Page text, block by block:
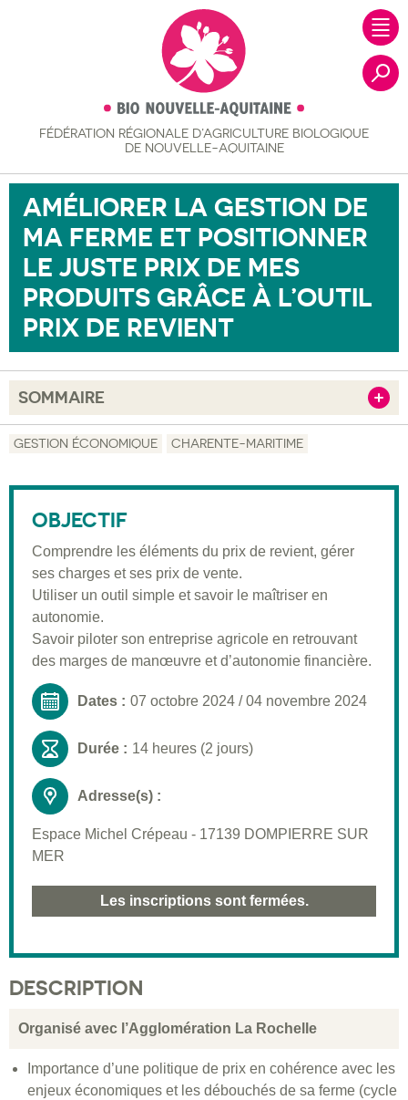
FÉDÉRATION RÉGIONALE D’AGRICULTURE BIOLOGIQUE
DE NOUVELLE-AQUITAINE
AMÉLIORER LA GESTION DE
MA FERME ET POSITIONNER
LE JUSTE PRIX DE MES
PRODUITS GRÂCE À L’OUTIL
PRIX DE REVIENT
SOMMAIRE
Validation
Moyens pédagogiques
Informations pratiques
GESTION ÉCONOMIQUE CHARENTE-MARITIME
OBJECTIF
Comprendre les éléments du prix de revient, gérer
ses charges et ses prix de vente.
Utiliser un outil simple et savoir le maîtriser en
autonomie.
Savoir piloter son entreprise agricole en retrouvant
des marges de manœuvre et d’autonomie financière.
Dates : 07 octobre 2024 /04 novembre 2024
Durée : 14 heures (2 jours)
Adresse(s) :
Espace Michel Crépeau - 17139 DOMPIERRE SUR
MER
Les inscriptions sont fermées.
DESCRIPTION
Organisé avec l’Agglomération La Rochelle
Importance d’une politique de prix en cohérence avec les
enjeux économiques et les débouchés de sa ferme (cycle